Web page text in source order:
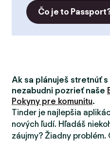
Čo je to
Ak sa plánuješ stretnúť s
nezabudni pozrieť naše
Pokyny pre komunitu.
Tinder je najlepšia
nových ľudí. Hľadáš
záujmy? Žiadny